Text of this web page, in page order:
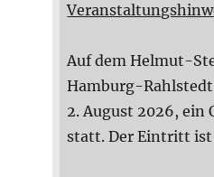
Auf dem Helmut-
Hamburg-
2. August 2026,
statt. Der Eintritt